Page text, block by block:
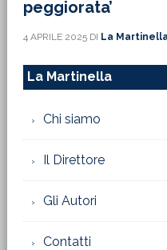
peggiorata’
4 APRILE 2025DI La
La Martinella
Chi siamo
Il Direttore
Gli Autori
Contatti